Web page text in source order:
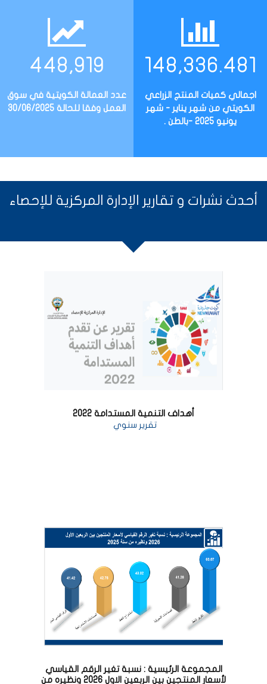
148,336.481
اجمالي كميات المنتج الزراعي
الكويتي من شهر يناير - شهر
يونيو 2025 -بالطن .
448,919
عدد العمالة الكويتية في سوق
العمل وفقا للحالة 30/06/2025
أحدث نشرات و تقارير الإدارة المركزية للإحصاء
أهداف التنمية المستدامة 2022
تقرير سنوي
المجموعة الرئيسية : نسبة تغير الرقم القياسي
لأسعار المنتجين بين الربعين الاول 2026 ونظيره من